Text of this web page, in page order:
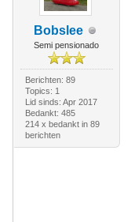
Bobslee
Semi pensionado
Berichten: 89
Topics: 1
Lid sinds: Apr 2017
Bedankt: 485
214 x bedankt in 89
berichten